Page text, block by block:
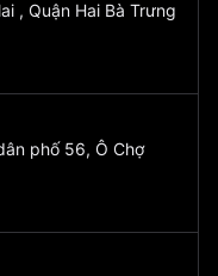
, Quận Hai Bà Trưng
phố 56, Ô Chợ